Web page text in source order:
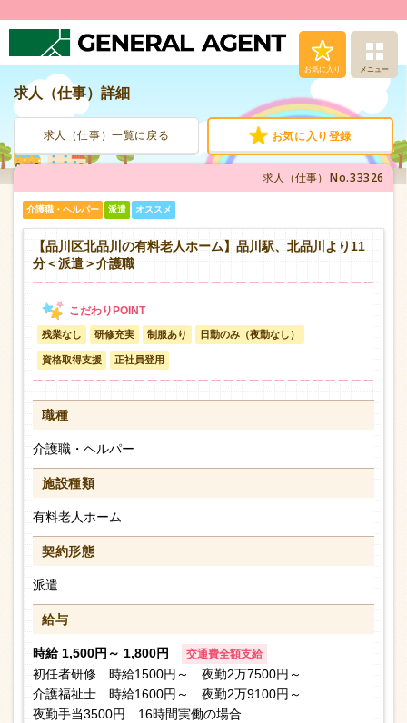
お気に入り メニュー
人材派遣サービス
転職支援サービス
登録から就業まで
お問い合わせ
求人（仕事）詳細
求人（仕事）一覧に戻る お気に入り登録
求人（仕事） No.33326
介護職・ヘルパー 派遣 オススメ
【品川区北品川の有料老人ホーム】品川駅、北品川より11
分＜派遣＞介護職
残業なし 研修充実 制服あり 日勤のみ（夜勤なし）
資格取得支援 正社員登用
職種
介護職・ヘルパー
施設種類
有料老人ホーム
契約形態
派遣
給与
時給 1,500円～ 1,800円 交通費全額支給
初任者研修 時給1500円～ 夜勤2万7500円～
介護福祉士 時給1600円～ 夜勤2万9100円～
夜勤手当3500円 16時間実働の場合